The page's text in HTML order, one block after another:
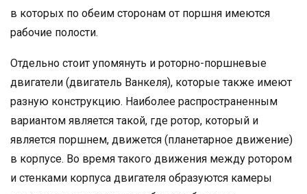
в которых по обеим сторонам от поршня имеются
рабочие полости.
Отдельно стоит упомянуть и роторно-поршневые
двигатели (двигатель Ванкеля), которые также имеют
разную конструкцию. Наиболее распространенным
вариантом является такой, где ротор, который и
является поршнем, движется (планетарное движение)
в корпусе. Во время такого движения между ротором
и стенками корпуса двигателя образуются камеры